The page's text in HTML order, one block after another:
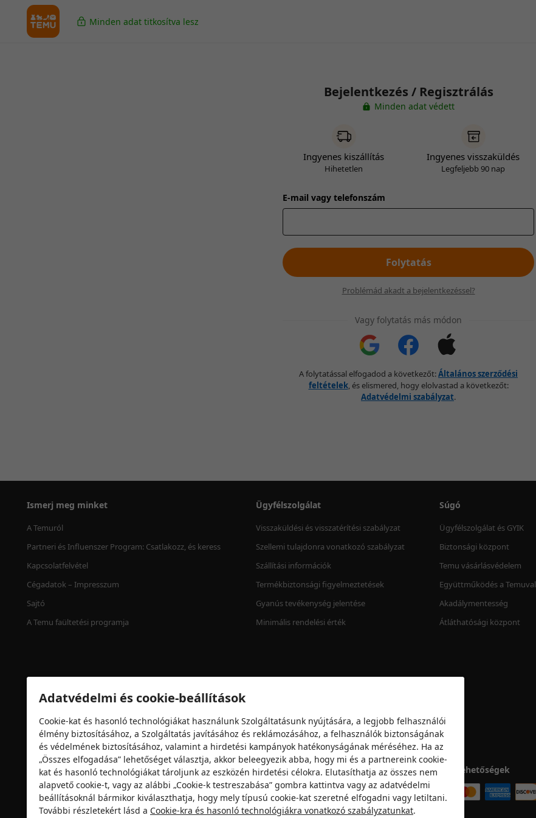
Minden adat titkosítva lesz
Bejelentkezés / Regisztrálás
Minden adat védett
Ingyenes kiszállítás
Hihetetlen
Ingyenes visszaküldés
Legfeljebb 90 nap
E-mail vagy telefonszám
Folytatás
Problémád akadt a bejelentkezéssel?
Vagy folytatás más módon
A folytatással elfogadod a következőt:Általános szerződési
feltételek, és elismered, hogy elolvastad a következőt:
Adatvédelmi szabályzat.
Ismerj meg minket
A Temuról
Partneri és Influenszer Program: Csatlakozz, és keress
Kapcsolatfelvétel
Cégadatok – Impresszum
Sajtó
A Temu faültetési programja
Ügyfélszolgálat
Visszaküldési és visszatérítési szabályzat
Szellemi tulajdonra vonatkozó szabályzat
Szállítási információk
Termékbiztonsági figyelmeztetések
Gyanús tevékenység jelentése
Minimális rendelési érték
Súgó
Ügyfélszolgálat és GYIK
Biztonsági központ
Temu vásárlásvédelem
Együttműködés a Temuval
Akadálymentesség
Átláthatósági központ
Biztonsági tanúsítvány Fizetési lehetőségek
Adatvédelmi és cookie-beállítások
Cookie-kat és hasonló technológiákat használunk Szolgáltatásunk nyújtására, a legjobb felhasználói
élmény biztosításához, a Szolgáltatás javításához és reklámozásához, a felhasználók biztonságának
és védelmének biztosításához, valamint a hirdetési kampányok hatékonyságának méréséhez. Ha az
„Összes elfogadása” lehetőséget választja, akkor beleegyezik abba, hogy mi és a partnereink cookie-
kat és hasonló technológiákat tároljunk az eszközén hirdetési célokra. Elutasíthatja az összes nem
alapvető cookie-t, vagy az alábbi „Cookie-k testreszabása” gombra kattintva vagy az adatvédelmi
beállításoknál bármikor kiválaszthatja, hogy mely típusú cookie-kat szeretné elfogadni vagy letiltani.
További részletekért lásd a Cookie-kra és hasonló technológiákra vonatkozó szabályzatunkat.